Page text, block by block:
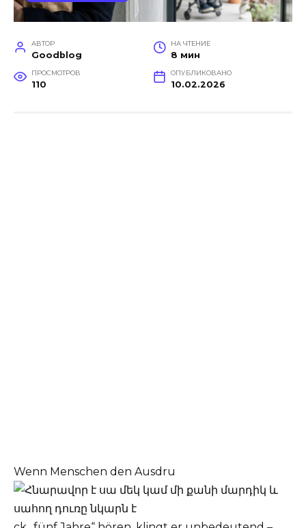
АВТОР
Goodblog
НА ЧТЕНИЕ
8 мин
ПРОСМОТРОВ
110
ОПУБЛИКОВАНО
10.02.2026
Wenn Menschen den Ausdru